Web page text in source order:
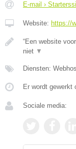
E-mail ›
Website: https://
“Een website
niet ▼
Diensten:
Er wordt gewerkt
Sociale media: